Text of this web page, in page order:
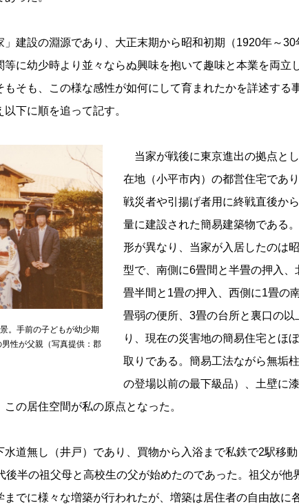
建設の淵源であり、大正末期から昭和初期（1920年～30
に幼少時より並々ならぬ興味を抱いて趣味と本業を両立
そも、この様な感性が如何にして育まれたかを詳述する
下に順を追って記す。
。手前の子どもが幼少期
性が父親（写真提供：郡
当家が戦後に東京進出の拠点と
在地（小平市内）の都営住宅であ
戦災者や引揚げ者用に終戦直後か
量に建設された簡易建築物である
形が異なり、当家が入居したのは
型で、南側に6畳間と半畳の押入、
畳半間と1畳の押入、西側に1畳の
畳弱の便所、3畳の台所と裏口の以
り、現在の災害地の簡易住宅とほ
取りである。簡易工法ながら無垢
の登場以前の最下級品）、土壁に
の居住空間が私の原点となった。
道無し（井戸）であり、買物から入浴まで私鉄で2駅移動
後半の祖父母と高校生の父が始めたのであった。祖父が他
でに様々な増築が行われたが、増築は居住者の自由故に